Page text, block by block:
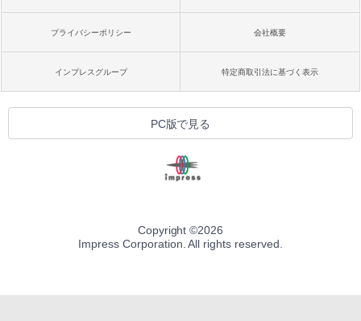
プライバシーポリシー 会社概要
インプレスグループ 特定商取引法に基づく表示
PC版で見る
Copyright ©2026
Impress Corporation. All rights reserved.